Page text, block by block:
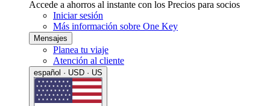
Accede a ahorros al instante con los Precios para socios
Iniciar sesión
Más información sobre One Key
Mensajes
Planea tu viaje
Atención al cliente
español · USD · US